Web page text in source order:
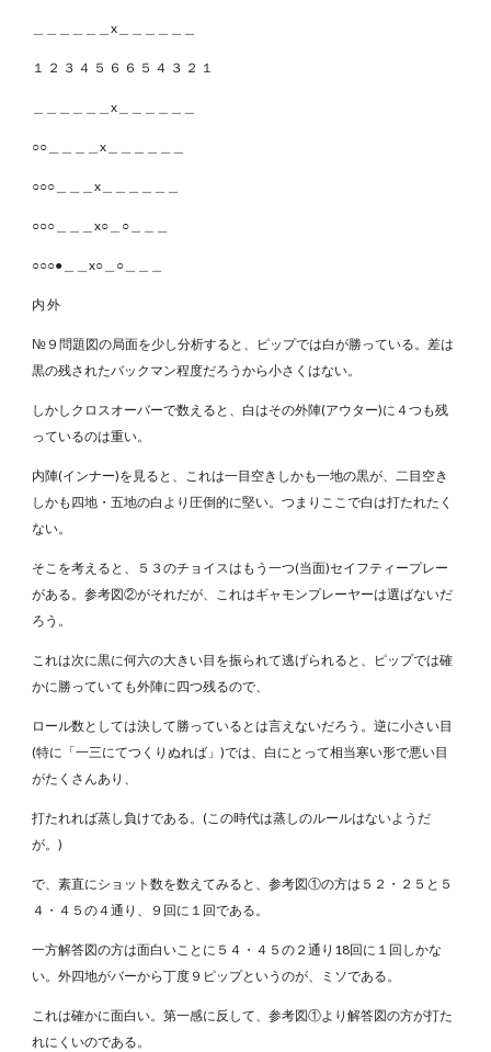
＿＿＿＿＿＿x＿＿＿＿＿＿
１ ２ ３ ４ ５ ６ ６ ５ ４ ３ ２ １
＿＿＿＿＿＿x＿＿＿＿＿＿
○○＿＿＿＿x＿＿＿＿＿＿
○○○＿＿＿x＿＿＿＿＿＿
○○○＿＿＿x○＿○＿＿＿
○○○●＿＿x○＿○＿＿＿
内 外
№９問題図の局面を少し分析すると、ピップでは白が勝っている。差は
黒の残されたバックマン程度だろうから小さくはない。
しかしクロスオーバーで数えると、白はその外陣(アウター)に４つも残
っているのは重い。
内陣(インナー)を見ると、これは一目空きしかも一地の黒が、二目空き
しかも四地・五地の白より圧倒的に堅い。つまりここで白は打たれたく
ない。
そこを考えると、５３のチョイスはもう一つ(当面)セイフティープレー
がある。参考図②がそれだが、これはギャモンプレーヤーは選ばないだ
ろう。
これは次に黒に何六の大きい目を振られて逃げられると、ピップでは確
かに勝っていても外陣に四つ残るので、
ロール数としては決して勝っているとは言えないだろう。逆に小さい目
(特に「一三にてつくりぬれば」)では、白にとって相当寒い形で悪い目
がたくさんあり、
打たれれば蒸し負けである。(この時代は蒸しのルールはないようだ
が。)
で、素直にショット数を数えてみると、参考図①の方は５２・２５と５
４・４５の４通り、９回に１回である。
一方解答図の方は面白いことに５４・４５の２通り18回に１回しかな
い。外四地がバーから丁度９ピップというのが、ミソである。
これは確かに面白い。第一感に反して、参考図①より解答図の方が打た
れにくいのである。